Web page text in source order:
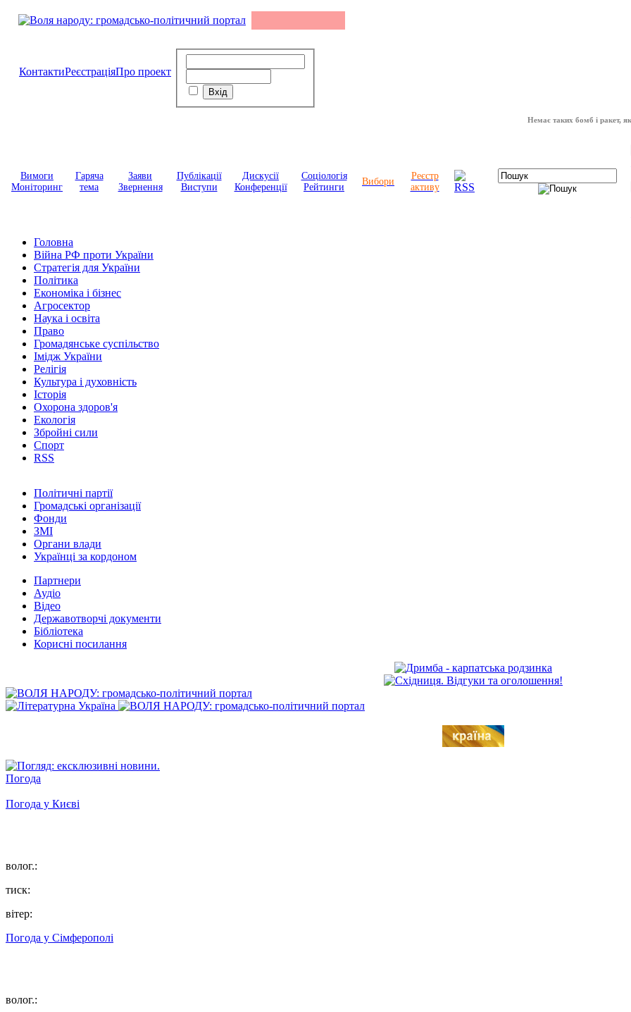
КонтактиРеєстраціяПро проект
Немає таких бомб і ракет, які
Вимоги
Моніторинг
Гаряча
тема
Заяви
Звернення
Публікації
Виступи
Дискусії
Конференції
Соціологія
Рейтинги
Вибори
Реєстр
активу
Головна
Війна РФ проти України
Стратегія для України
Політика
Економіка і бізнес
Агросектор
Наука і освіта
Право
Громадянське суспільство
Імідж України
Релігія
Культура і духовність
Історія
Охорона здоров'я
Екологія
Збройні сили
Спорт
RSS
Політичні партії
Громадські організації
Фонди
ЗМІ
Органи влади
Українці за кордоном
Партнери
Аудіо
Відео
Державотворчі документи
Бібліотека
Корисні посилання
Погода
Погода у Києві
волог.:
тиск:
вітер:
Погода у Сімферополі
волог.: